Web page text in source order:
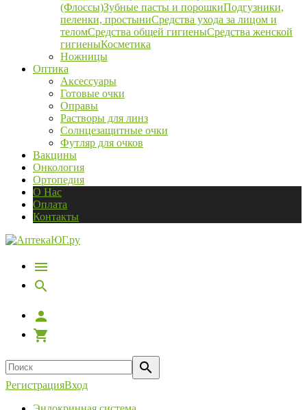
(Флоссы)Зубные пасты и порошкиПодгузники,
пеленки, простыниСредства ухода за лицом и
теломСредства общей гигиеныСредства женской
гигиеныКосметика
Ножницы
Оптика
Аксессуары
Готовые очки
Оправы
Растворы для линз
Солнцезащитные очки
Футляр для очков
Вакцины
Онкология
Ортопедия
О Нас
Оплата
Контакты
РегистрацияВход